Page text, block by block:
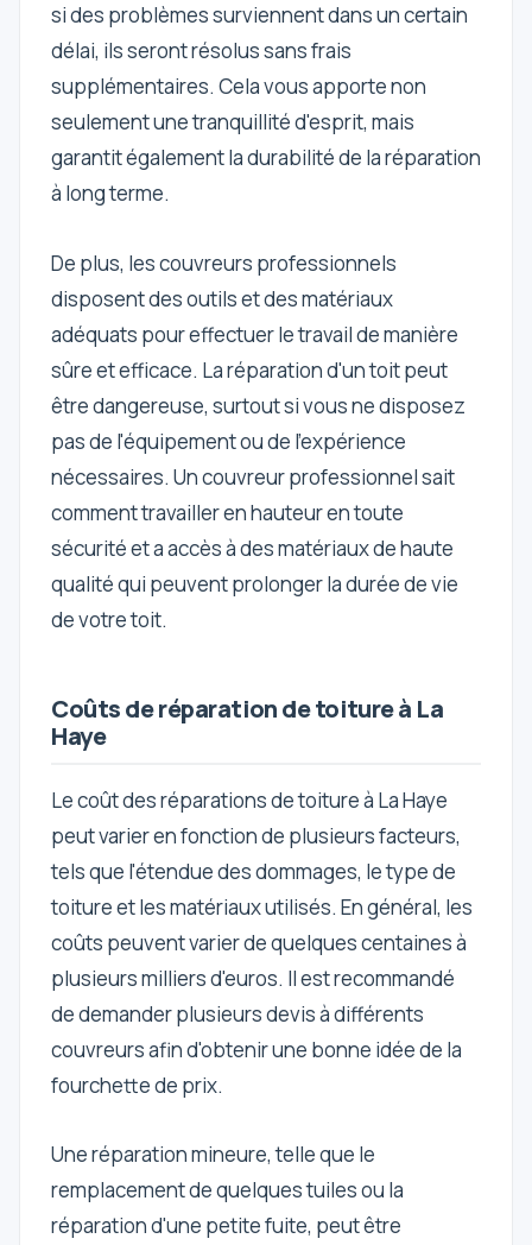
si des problèmes surviennent dans un certain
délai, ils seront résolus sans frais
supplémentaires. Cela vous apporte non
seulement une tranquillité d'esprit, mais
garantit également la durabilité de la réparation
à long terme.
De plus, les couvreurs professionnels
disposent des outils et des matériaux
adéquats pour effectuer le travail de manière
sûre et efficace. La réparation d'un toit peut
être dangereuse, surtout si vous ne disposez
pas de l'équipement ou de l'expérience
nécessaires. Un couvreur professionnel sait
comment travailler en hauteur en toute
sécurité et a accès à des matériaux de haute
qualité qui peuvent prolonger la durée de vie
de votre toit.
Coûts de réparation de toiture à La
Haye
Le coût des réparations de toiture à La Haye
peut varier en fonction de plusieurs facteurs,
tels que l'étendue des dommages, le type de
toiture et les matériaux utilisés. En général, les
coûts peuvent varier de quelques centaines à
plusieurs milliers d'euros. Il est recommandé
de demander plusieurs devis à différents
couvreurs afin d'obtenir une bonne idée de la
fourchette de prix.
Une réparation mineure, telle que le
remplacement de quelques tuiles ou la
réparation d'une petite fuite, peut être